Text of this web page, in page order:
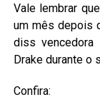
Vale lembrar
um mês depois
diss vencedora
Drake durante o
Confira: